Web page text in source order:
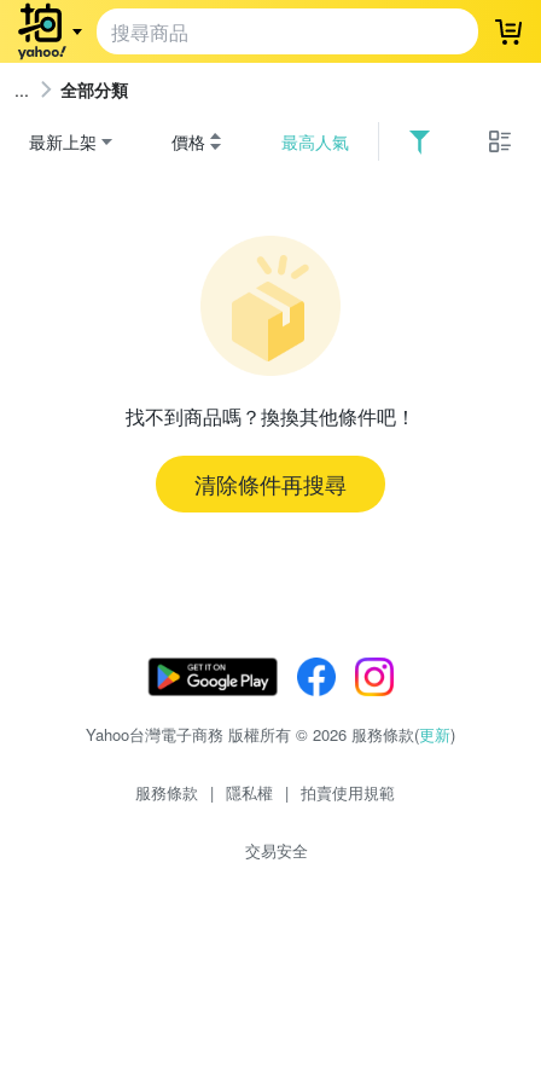
登
全部分類
最新上架 價格 最高人氣
找不到商品嗎？換換其他條件吧！
清除條件再搜尋
Yahoo台灣電子商務 版權所有 © 2026 服務條款(更新)
服務條款 | 隱私權 | 拍賣使用規範
交易安全